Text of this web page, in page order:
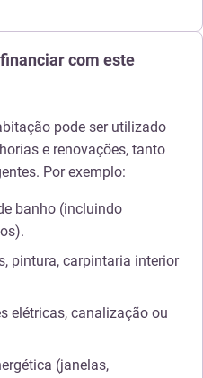
com este
pode ser utilizado
e renovações, tanto
Por exemplo:
banho (incluindo
pintura, carpintaria interior
elétricas, canalização ou
(janelas,